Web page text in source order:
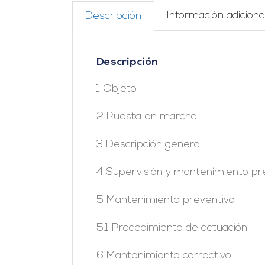
Descripción Información
Descripción
1 Objeto
2 Puesta en marcha
3 Descripción general
4 Supervisión y mantenimiento
5 Mantenimiento preventivo
5.1 Procedimiento de actuación
6 Mantenimiento correctivo